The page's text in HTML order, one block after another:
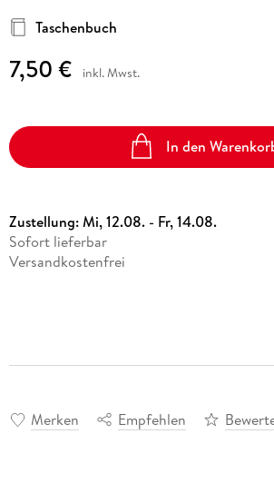
Taschenbuch
7,50 € inkl. Mwst.
In den
Zustellung:Mi, 12.08. - Fr, 14.08.
Sofort lieferbar
Versandkostenfrei
Merken Empfehlen